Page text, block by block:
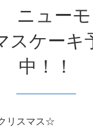
ニュー
スケーキ
中！！
リスマス☆